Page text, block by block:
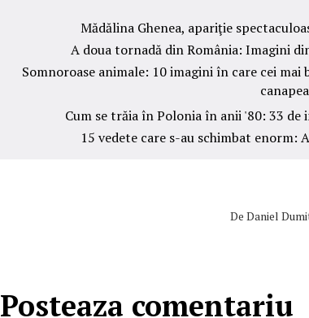
Mădălina Ghenea, apariţie
A doua tornadă din România: Imagini
Somnoroase animale: 10 imagini în care cei
canapea
Cum se trăia în Polonia în anii '80: 33 de
15 vedete care s-au schimbat enorm:
De Daniel
Posteaza comentariu